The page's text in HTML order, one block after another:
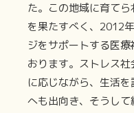
た。この地域に育て
を果たすべく、2012
ジをサポートする医
おります。ストレス
に応じながら、生活
へも出向き、そうし